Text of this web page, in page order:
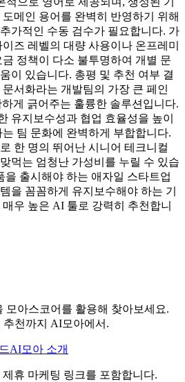
메인 용어를 완벽히 반영하기 위해
가적인 수동 검수가 필요합니다. 가
즈 레벨의 대량 사용이나 온프레미
정책이 다소 불투명하여 개별 문
이 있습니다. 총평 및 추천 여부 결
문서화라는 개발팀의 가장 큰 페인
하게 긁어주는 훌륭한 솔루션입니다.
유지보수성과 협업 효율성을 높이
팀 문화에 완벽하게 부합합니다.
한 명의 뛰어난 시니어 테크니컬
먹는 엄청난 가성비를 누릴 수 있습
을 출시해야 하는 애자일 스타트업
을 꼼꼼하게 유지보수해야 하는 기
우 높은 AI 툴로 강력히 추천합니
모아스코어를 활용해 찾아보세요.
천까지 AI모아에서.
AI모아 소개
휴 마케팅 링크를 포함합니다.